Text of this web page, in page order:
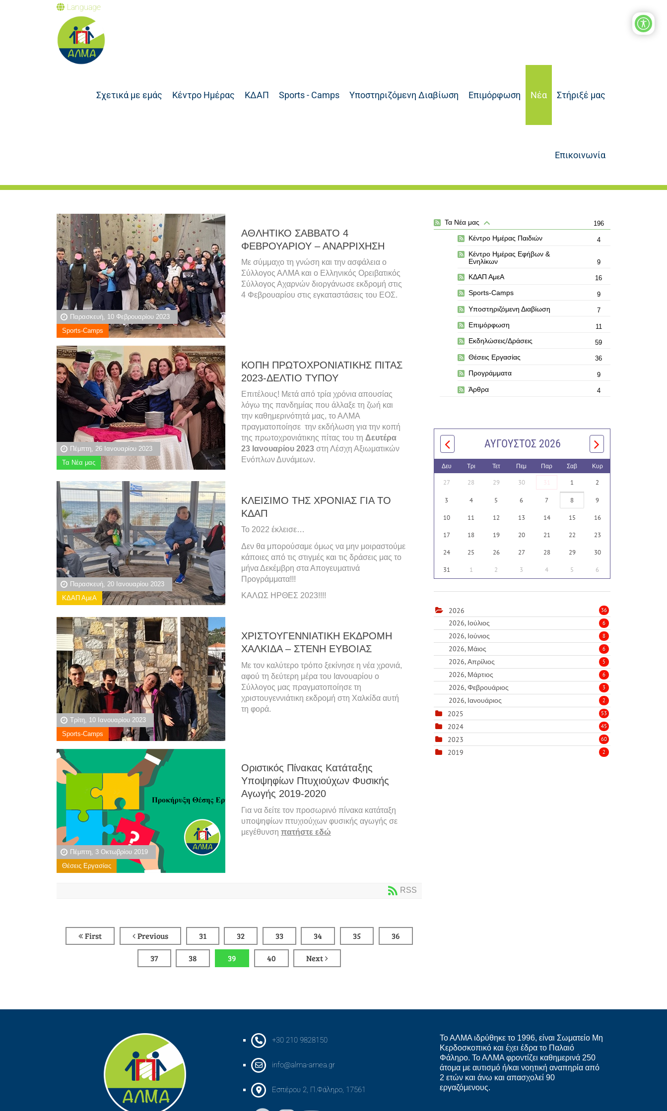
Language
Σχετικά με εμάς Κέντρο Ημέρας ΚΔΑΠ Sports - Camps Υποστηριζόμενη Διαβίωση Επιμόρφωση Νέα Στήριξέ μας
Επικοινωνία
Παρασκευή, 10 Φεβρουαρίου 2023
Sports-Camps
ΑΘΛΗΤΙΚΟ ΣΑΒΒΑΤΟ 4
ΦΕΒΡΟΥΑΡΙΟΥ – ΑΝΑΡΡΙΧΗΣΗ
Με σύμμαχο τη γνώση και την ασφάλεια ο
Σύλλογος ΑΛΜΑ και ο Ελληνικός Ορειβατικός
Σύλλογος Αχαρνών διοργάνωσε εκδρομή στις
4 Φεβρουαρίου στις εγκαταστάσεις του ΕΟΣ.
Πέμπτη, 26 Ιανουαρίου 2023
Τα Νέα μας
ΚΟΠΗ ΠΡΩΤΟΧΡΟΝΙΑΤΙΚΗΣ ΠΙΤΑΣ
2023-ΔΕΛΤΙΟ ΤΥΠΟΥ
Επιτέλους! Μετά από τρία χρόνια απουσίας
λόγω της πανδημίας που άλλαξε τη ζωή και
την καθημερινότητά μας, το ΑΛΜΑ
πραγματοποίησε την εκδήλωση για την κοπή
της πρωτοχρονιάτικης πίτας του τη Δευτέρα
23 Ιανουαρίου 2023 στη Λέσχη Αξιωματικών
Ενόπλων Δυνάμεων.
Παρασκευή, 20 Ιανουαρίου 2023
ΚΔΑΠ ΑμεΑ
ΚΛΕΙΣΙΜΟ ΤΗΣ ΧΡΟΝΙΑΣ ΓΙΑ ΤΟ
ΚΔΑΠ
Το 2022 έκλεισε…
Δεν θα μπορούσαμε όμως να μην μοιραστούμε
κάποιες από τις στιγμές και τις δράσεις μας το
μήνα Δεκέμβρη στα Απογευματινά
Προγράμματα!!!
ΚΑΛΩΣ ΗΡΘΕΣ 2023!!!!
Τρίτη, 10 Ιανουαρίου 2023
Sports-Camps
ΧΡΙΣΤΟΥΓΕΝΝΙΑΤΙΚΗ ΕΚΔΡΟΜΗ
ΧΑΛΚΙΔΑ – ΣΤΕΝΗ ΕΥΒΟΙΑΣ
Με τον καλύτερο τρόπο ξεκίνησε η νέα χρονιά,
αφού τη δεύτερη μέρα του Ιανουαρίου ο
Σύλλογος μας πραγματοποίησε τη
χριστουγεννιάτικη εκδρομή στη Χαλκίδα αυτή
τη φορά.
Πέμπτη, 3 Οκτωβρίου 2019
Θέσεις Εργασίας
Οριστικός Πίνακας Κατάταξης
Υποψηφίων Πτυχιούχων Φυσικής
Αγωγής 2019-2020
Για να δείτε τον προσωρινό πίνακα κατάταξη
υποψηφίων πτυχιούχων φυσικής αγωγής σε
μεγέθυνση πατήστε εδώ
RSS
First Previous 31 32 33 34 35 36
37 38 39 40 Next
Τα Νέα μας 196
Κέντρο Ημέρας Παιδιών 4
Κέντρο Ημέρας Εφήβων &
Ενηλίκων
9
ΚΔΑΠ ΑμεΑ 16
Sports-Camps 9
Υποστηριζόμενη Διαβίωση 7
Επιμόρφωση 11
Εκδηλώσεις/Δράσεις 59
Θέσεις Εργασίας 36
Προγράμματα 9
Άρθρα 4
ΑΎΓΟΥΣΤΟΣ 2026
Δευ Τρι Τετ Πεμ Παρ Σαβ Κυρ
27 28 29 30 31 1 2
3 4 5 6 7 8 9
10 11 12 13 14 15 16
17 18 19 20 21 22 23
24 25 26 27 28 29 30
31 1 2 3 4 5 6
2026 36
2026, Ιούλιος 6
2026, Ιούνιος 8
2026, Μάιος 6
2026, Απρίλιος 5
2026, Μάρτιος 6
2026, Φεβρουάριος 3
2026, Ιανουάριος 2
2025 53
2024 45
2023 60
2019 2
+30 210 9828150
info@alma-amea.gr
Εσπέρου 2, Π.Φάληρο, 17561
Το ΑΛΜΑ ιδρύθηκε το 1996, είναι Σωματείο Μη
Κερδοσκοπικό και έχει έδρα το Παλαιό
Φάληρο. Το ΑΛΜΑ φροντίζει καθημερινά 250
άτομα με αυτισμό ή/και νοητική αναπηρία από
2 ετών και άνω και απασχολεί 90
εργαζόμενους.